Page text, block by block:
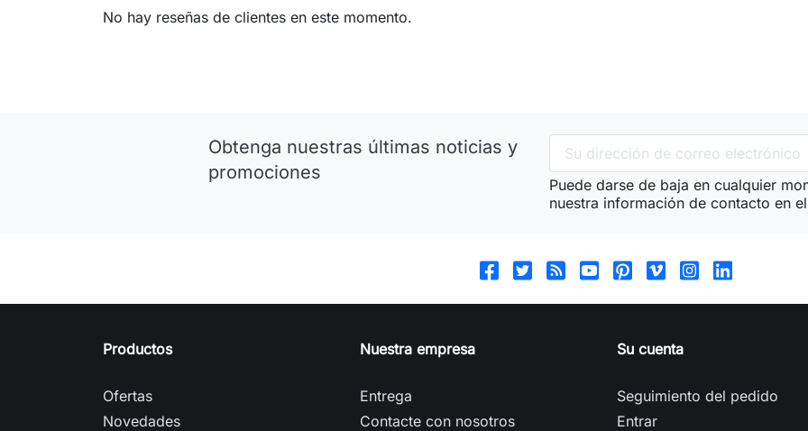
No hay reseñas de clientes en este momento.
Obtenga nuestras últimas noticias y
promociones
Puede darse de baja en cualquier
nuestra información de contacto en
Productos
Ofertas
Novedades
Nuestra empresa
Entrega
Contacte con nosotros
Su cuenta
Seguimiento del pedido
Entrar